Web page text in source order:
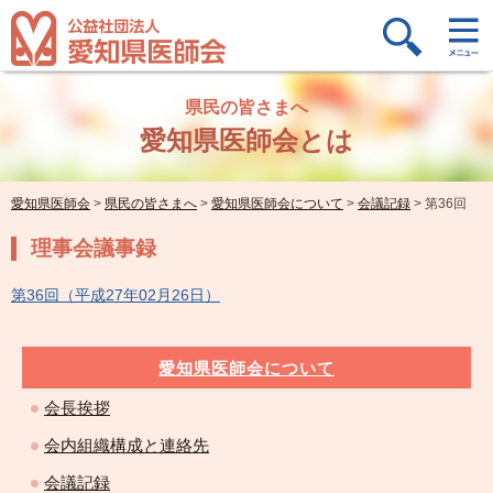
県民の皆さまへ
愛知県医師会とは
愛知県医師会 > 県民の皆さまへ > 愛知県医師会について > 会議記録 > 第36回
理事会議事録
第36回（平成27年02月26日）
愛知県医師会について
会長挨拶
会内組織構成と連絡先
会議記録